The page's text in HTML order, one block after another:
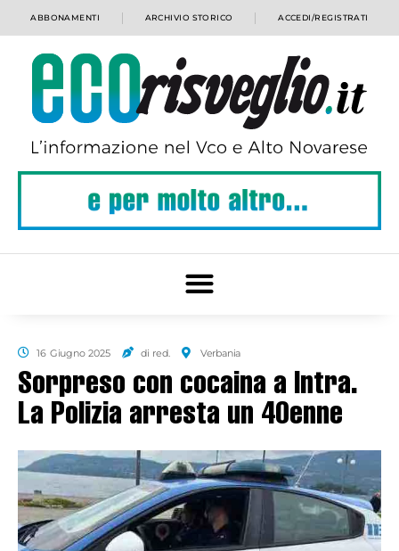
ABBONAMENTI ARCHIVIO STORICO ACCEDI/REGISTRATI
16 Giugno 2025 di red. Verbania
Sorpreso con cocaina a Intra.
La Polizia arresta un 40enne